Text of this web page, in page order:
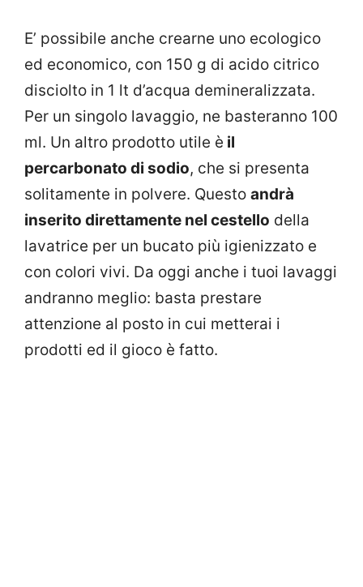
E’ possibile anche crearne uno ecologico
ed economico, con 150 g di acido citrico
disciolto in 1 lt d’acqua demineralizzata.
Per un singolo lavaggio, ne basteranno 100
ml. Un altro prodotto utile è il
percarbonato di sodio, che si presenta
solitamente in polvere. Questo andrà
inserito direttamente nel cestello della
lavatrice per un bucato più igienizzato e
con colori vivi. Da oggi anche i tuoi lavaggi
andranno meglio: basta prestare
attenzione al posto in cui metterai i
prodotti ed il gioco è fatto.